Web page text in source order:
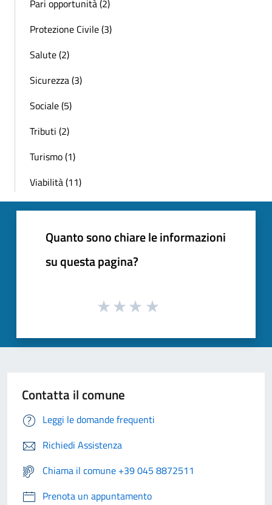
Pari opportunità (2)
Protezione Civile (3)
Salute (2)
Sicurezza (3)
Sociale (5)
Tributi (2)
Turismo (1)
Viabilità (11)
Quanto sono chiare le informazioni
su questa pagina?
Contatta il comune
Leggi le domande frequenti
Richiedi Assistenza
Chiama il comune +39 045 8872511
Prenota un appuntamento